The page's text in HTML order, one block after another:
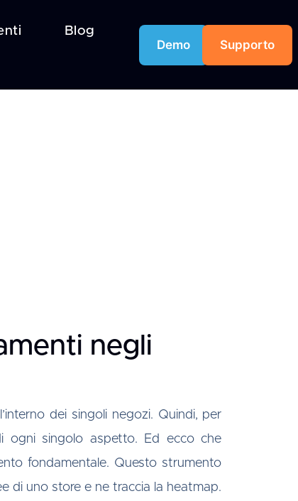
Blog
Demo Supporto
negli
dei singoli negozi. Quindi, per
ogni singolo aspetto. Ed ecco che
fondamentale. Questo strumento
di uno store e ne traccia la heatmap.